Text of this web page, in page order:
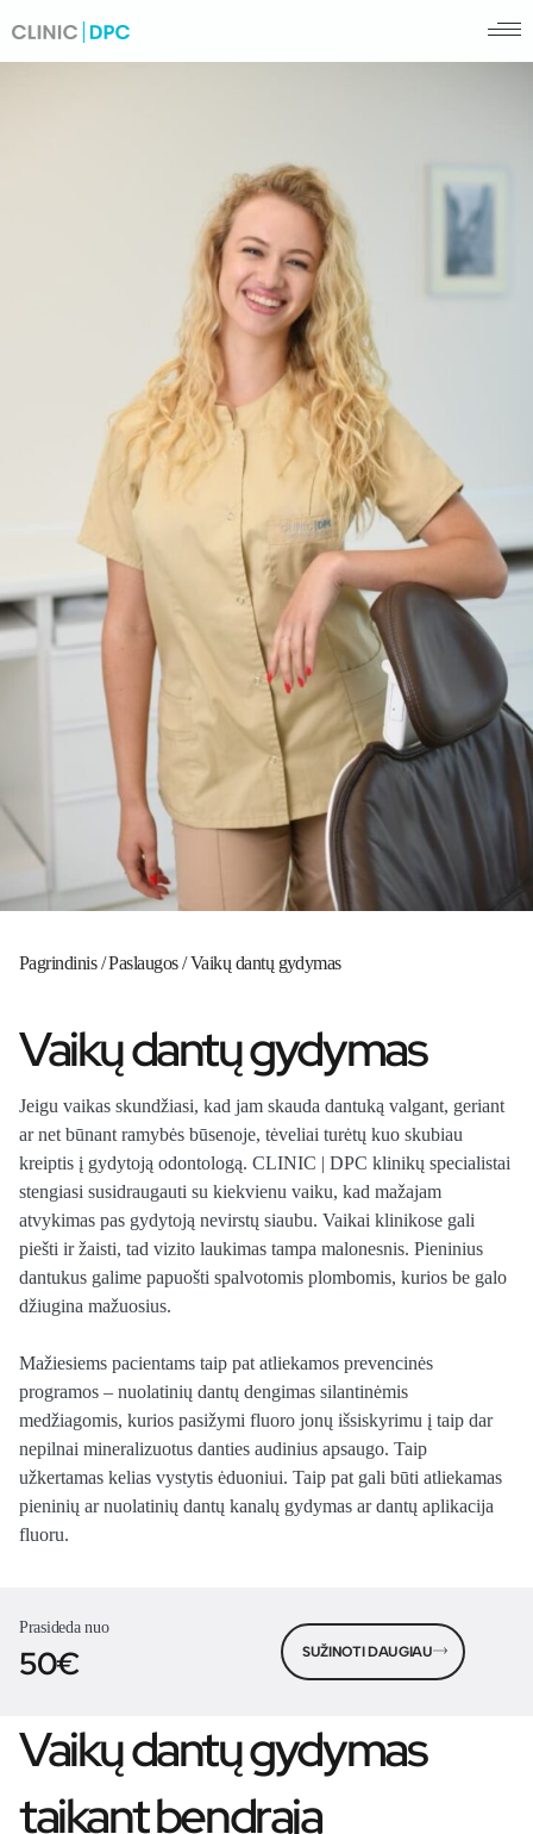
Pagrindinis/Paslaugos/Vaikų dantų gydymas
Vaikų dantų gydymas
Jeigu vaikas skundžiasi, kad jam skauda dantuką valgant, geriant
ar net būnant ramybės būsenoje, tėveliai turėtų kuo skubiau
kreiptis į gydytoją odontologą. CLINIC | DPC klinikų specialistai
stengiasi susidraugauti su kiekvienu vaiku, kad mažajam
atvykimas pas gydytoją nevirstų siaubu. Vaikai klinikose gali
piešti ir žaisti, tad vizito laukimas tampa malonesnis. Pieninius
dantukus galime papuošti spalvotomis plombomis, kurios be galo
džiugina mažuosius.
Mažiesiems pacientams taip pat atliekamos prevencinės
programos – nuolatinių dantų dengimas silantinėmis
medžiagomis, kurios pasižymi fluoro jonų išsiskyrimu į taip dar
nepilnai mineralizuotus danties audinius apsaugo. Taip
užkertamas kelias vystytis ėduoniui. Taip pat gali būti atliekamas
pieninių ar nuolatinių dantų kanalų gydymas ar dantų aplikacija
fluoru.
Prasideda nuo
50€ SUŽINOTI DAUGIAU
Vaikų dantų gydymas
taikant bendrąją